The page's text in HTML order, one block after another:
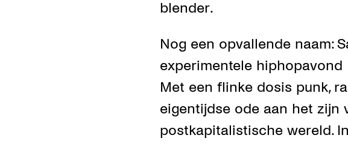
blender.
Nog een opvallende naam:
experimentele hiphopavond
Met een flinke dosis punk,
eigentijdse ode aan het zijn
postkapitalistische wereld.